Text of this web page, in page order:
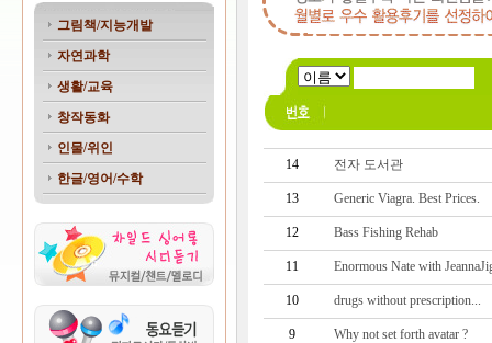
그림책/지능개발
자연과학
생활/교육
창작동화
인물/위인
한글/영어/수학
14 전자 도서관
13 Generic Viagra. Best Prices.
12 Bass Fishing Rehab
11 Enormous Nate with
10 drugs without prescription...
9 Why not set forth avatar ?